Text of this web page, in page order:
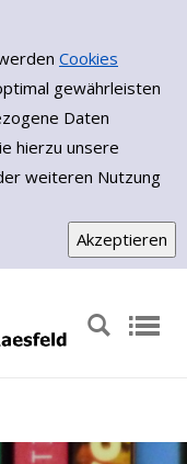
Cookies
gewährleisten
Daten
hierzu unsere
weiteren Nutzung